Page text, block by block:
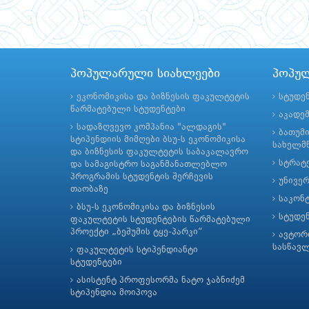
პოპულარული სიახლეები
ეკონომიკისა და ბიზნესის ფაკულტეტის
წარმატებული სტუდენტები
სადაზღვევო კომპანია "ალდაგის"
სტიპენდიის მიმღები ბსუ-ს ეკონომიკისა
და ბიზნესის ფაკულტეტის საბაკალავრო
და სამაგისტრო საგანმანათლებლო
პროგრამის სტუდენტის შერჩევის
თაობაზე
ბსუ-ს ეკონომიკისა და ბიზნესის
ფაკულტეტის სტუდენტების წარმატებული
პროექტი „ბეშუმის ტყე-პარკი“
ფაკულტეტის სტიპენდიანტი
სტუდენტები
ასისტენტ პროფესორმა ნატო ჯაბნიძემ
სტიპენდია მოიპოვა